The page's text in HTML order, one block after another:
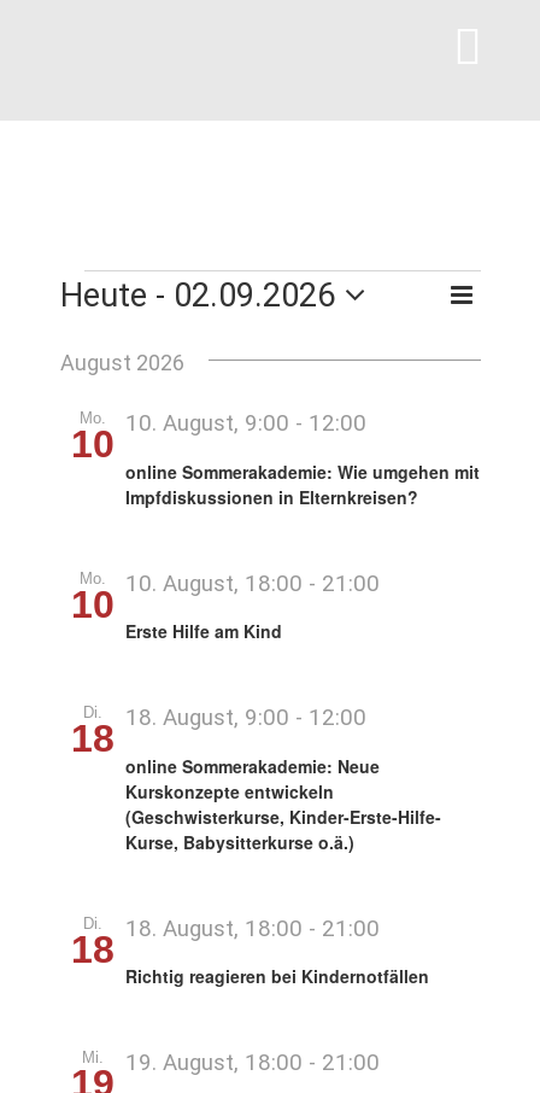
Angebote für Fachkräfte
Veranstaltungskalender
Über mich
Veranstaltungen
Suche
Suche
Liste
Heute - 02.09.2026
wählen.
August 2026
Mo.
10
online Sommerakademie: Wie umgehen mit
Impfdiskussionen in Elternkreisen?
10. August, 9:00 - 12:00
Mo.
10
Erste Hilfe am Kind
10. August, 18:00 - 21:00
Di.
18
online Sommerakademie: Neue
Kurskonzepte entwickeln
(Geschwisterkurse, Kinder-Erste-Hilfe-
Kurse, Babysitterkurse o.ä.)
18. August, 9:00 - 12:00
Di.
18
Richtig reagieren bei Kindernotfällen
18. August, 18:00 - 21:00
Mi.
19 19. August, 18:00 - 21:00